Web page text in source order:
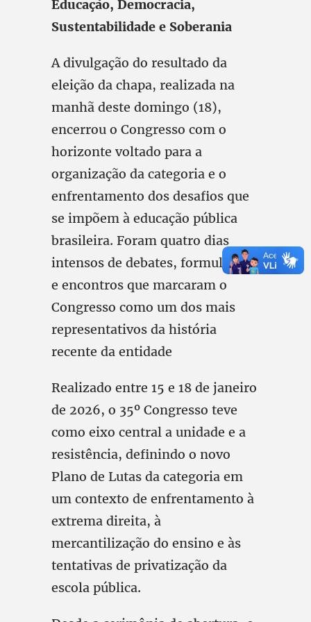
Educação, Democracia,
Sustentabilidade e Soberania
A divulgação do resultado da
eleição da chapa, realizada na
manhã deste domingo (18),
encerrou o Congresso com o
horizonte voltado para a
organização da categoria e o
enfrentamento dos desafios que
se impõem à educação pública
brasileira. Foram quatro dias
intensos de debates, formulações
e encontros que marcaram o
Congresso como um dos mais
representativos da história
recente da entidade
Realizado entre 15 e 18 de janeiro
de 2026, o 35º Congresso teve
como eixo central a unidade e a
resistência, definindo o novo
Plano de Lutas da categoria em
um contexto de enfrentamento à
extrema direita, à
mercantilização do ensino e às
tentativas de privatização da
escola pública.